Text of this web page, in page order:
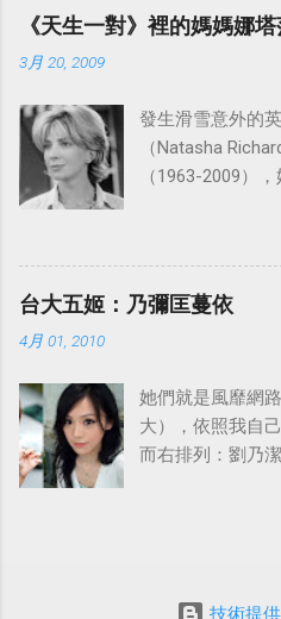
ABC頻道首播，
之船旋律：
《天生一對》裡的媽媽娜
3月 20, 2009
發生滑雪意外的
（Natasha
（1963-2009）
到傷心，希望外
台大五姬：乃彌匡蔓依
4月 01, 2010
她們就是風靡網
大），依照我自
而右排列：劉乃
蔓）、吳依潔（
技術提